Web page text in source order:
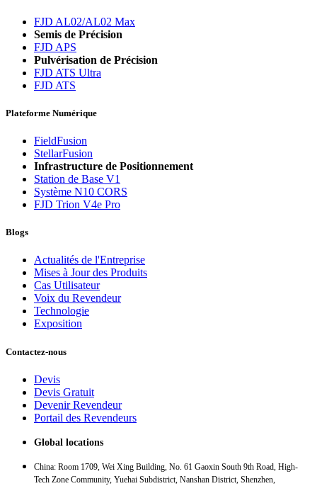
FJD AL02/AL02 Max
Semis de Précision
FJD APS
Pulvérisation de Précision
FJD ATS Ultra
FJD ATS
Plateforme Numérique
FieldFusion
StellarFusion
Infrastructure de Positionnement
Station de Base V1
Système N10 CORS
FJD Trion V4e Pro
Blogs
Actualités de l'Entreprise
Mises à Jour des Produits
Cas Utilisateur
Voix du Revendeur
Technologie
Exposition
Contactez-nous
Devis
Devis Gratuit
Devenir Revendeur
Portail des Revendeurs
Global locations
China: Room 1709, Wei Xing Building, No. 61 Gaoxin South 9th Road, High-
Tech Zone Community, Yuehai Subdistrict, Nanshan District, Shenzhen,